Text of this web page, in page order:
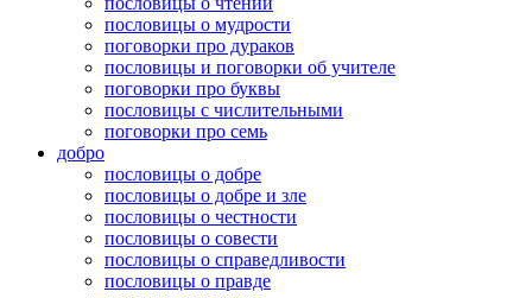
пословицы о мудрости
поговорки про дураков
пословицы и поговорки об учителе
поговорки про буквы
пословицы с числительными
поговорки про семь
добро
пословицы о добре
пословицы о добре и зле
пословицы о честности
пословицы о совести
пословицы о справедливости
пословицы о правде